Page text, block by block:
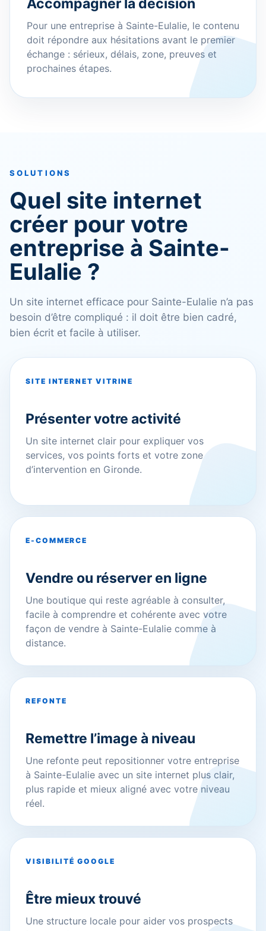
Accompagner la décision
Pour une entreprise à Sainte-Eulalie, le contenu
doit répondre aux hésitations avant le premier
échange : sérieux, délais, zone, preuves et
prochaines étapes.
SOLUTIONS
Quel site internet
créer pour votre
entreprise à Sainte-
Eulalie ?
Un site internet efficace pour Sainte-Eulalie n’a pas
besoin d’être compliqué : il doit être bien cadré,
bien écrit et facile à utiliser.
SITE INTERNET VITRINE
Présenter votre activité
Un site internet clair pour expliquer vos
services, vos points forts et votre zone
d’intervention en Gironde.
E-COMMERCE
Vendre ou réserver en ligne
Une boutique qui reste agréable à consulter,
facile à comprendre et cohérente avec votre
façon de vendre à Sainte-Eulalie comme à
distance.
REFONTE
Remettre l’image à niveau
Une refonte peut repositionner votre entreprise
à Sainte-Eulalie avec un site internet plus clair,
plus rapide et mieux aligné avec votre niveau
réel.
VISIBILITÉ GOOGLE
Être mieux trouvé
Une structure locale pour aider vos prospects